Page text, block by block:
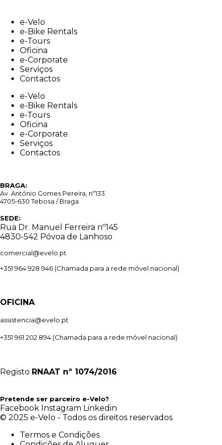
contente-Velo
e-Bike Rentals
e-Tours
Oficina
e-Corporate
Serviços
Contactos
e-Velo
e-Bike Rentals
e-Tours
Oficina
e-Corporate
Serviços
Contactos
BRAGA:
Av. António Gomes Pereira, nº133
4705-630 Tebosa / Braga
SEDE:
Rua Dr. Manuel Ferreira nº145
4830-542 Póvoa de Lanhoso
comercial@evelo.pt
+351 964 928 946 (Chamada para a rede móvel nacional)
OFICINA
assistencia@evelo.pt
+351 961 202 894 (Chamada para a rede móvel nacional)
Registo RNAAT nº 1074/2016
Pretende ser parceiro e-Velo?
Facebook Instagram Linkedin
© 2025 e-Velo - Todos os direitos reservados
Termos e Condições